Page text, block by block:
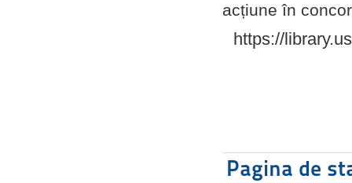
acțiune în
https://
Pagina de